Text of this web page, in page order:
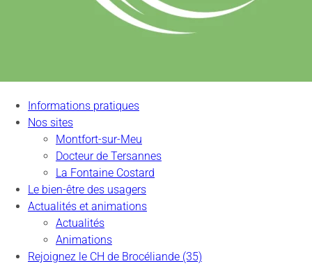
Informations pratiques
Nos sites
Montfort-sur-Meu
Docteur de Tersannes
La Fontaine Costard
Le bien-être des usagers
Actualités et animations
Actualités
Animations
Rejoignez le CH de Brocéliande (35)